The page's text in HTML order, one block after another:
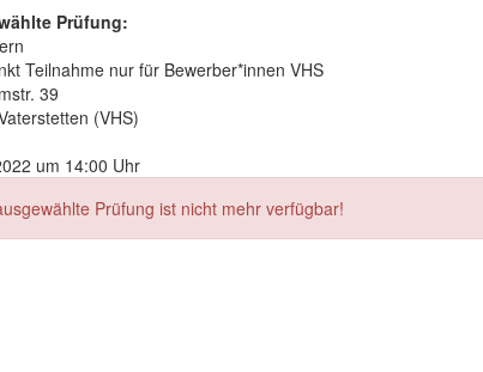
Prüfung:
Teilnahme nur für Bewerber*innen VHS
39
(VHS)
um 14:00 Uhr
Prüfung ist nicht mehr verfügbar!